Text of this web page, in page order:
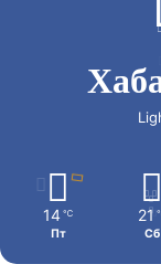
14 ℃
Пт
21
Сб